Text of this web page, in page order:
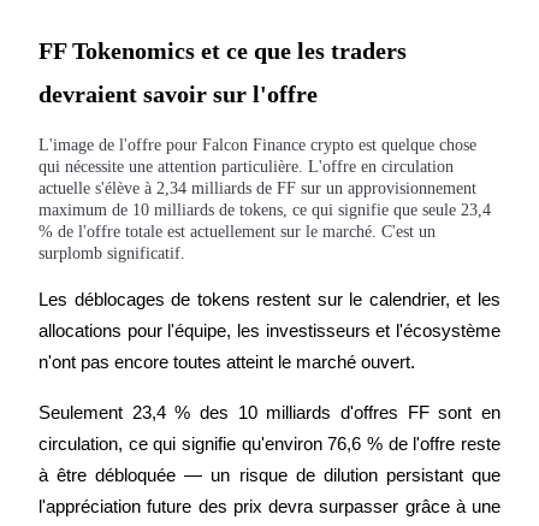
Deposit CASHCAT & Win
Share 500000 CASHCAT prize pool
Exclusive for BitMart Users
Register & Trade to Win 500,000 USDT
Precious Metals Trading Carnival
Trade Gold & Silver · 33,333 USDT Bonus
FF Tokenomics et ce que les traders
devraient savoir sur l'offre
L'image de l'offre pour Falcon Finance crypto est quelque chose
qui nécessite une attention particulière. L'offre en circulation
actuelle s'élève à 2,34 milliards de FF sur un approvisionnement
maximum de 10 milliards de tokens, ce qui signifie que seule 23,4
% de l'offre totale est actuellement sur le marché. C'est un
surplomb significatif.
Les déblocages de tokens restent sur le calendrier, et les
allocations pour l'équipe, les investisseurs et l'écosystème
n'ont pas encore toutes atteint le marché ouvert.
Seulement 23,4 % des 10 milliards d'offres FF sont en
circulation, ce qui signifie qu'environ 76,6 % de l'offre reste
à être débloquée — un risque de dilution persistant que
l'appréciation future des prix devra surpasser grâce à une